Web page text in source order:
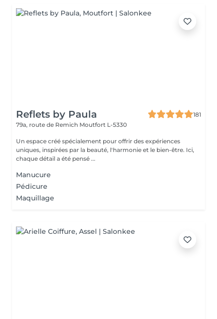
Reflets by Paula
181
79a, route de Remich Moutfort L-5330
Un espace créé spécialement pour offrir des expériences
uniques, inspirées par la beauté, l'harmonie et le bien-être. Ici,
chaque détail a été pensé ...
Manucure
Pédicure
Maquillage